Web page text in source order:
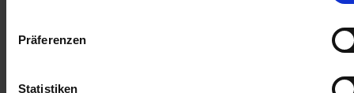
Einstellungen werden unseren Partnern gemeldet und haben
keinen Einfluss auf die Browserdaten. Weitere Informationen
erhalten Sie in unserer
Präferenzen
Statistiken